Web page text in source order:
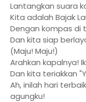
Lantangkan suara
Kita adalah Bajak
Dengan kompas di
Dan kita siap
(Maju! Maju!)
Arahkan kapalnya!
Dan kita teriakkan
Ah, inilah hari
agungku!